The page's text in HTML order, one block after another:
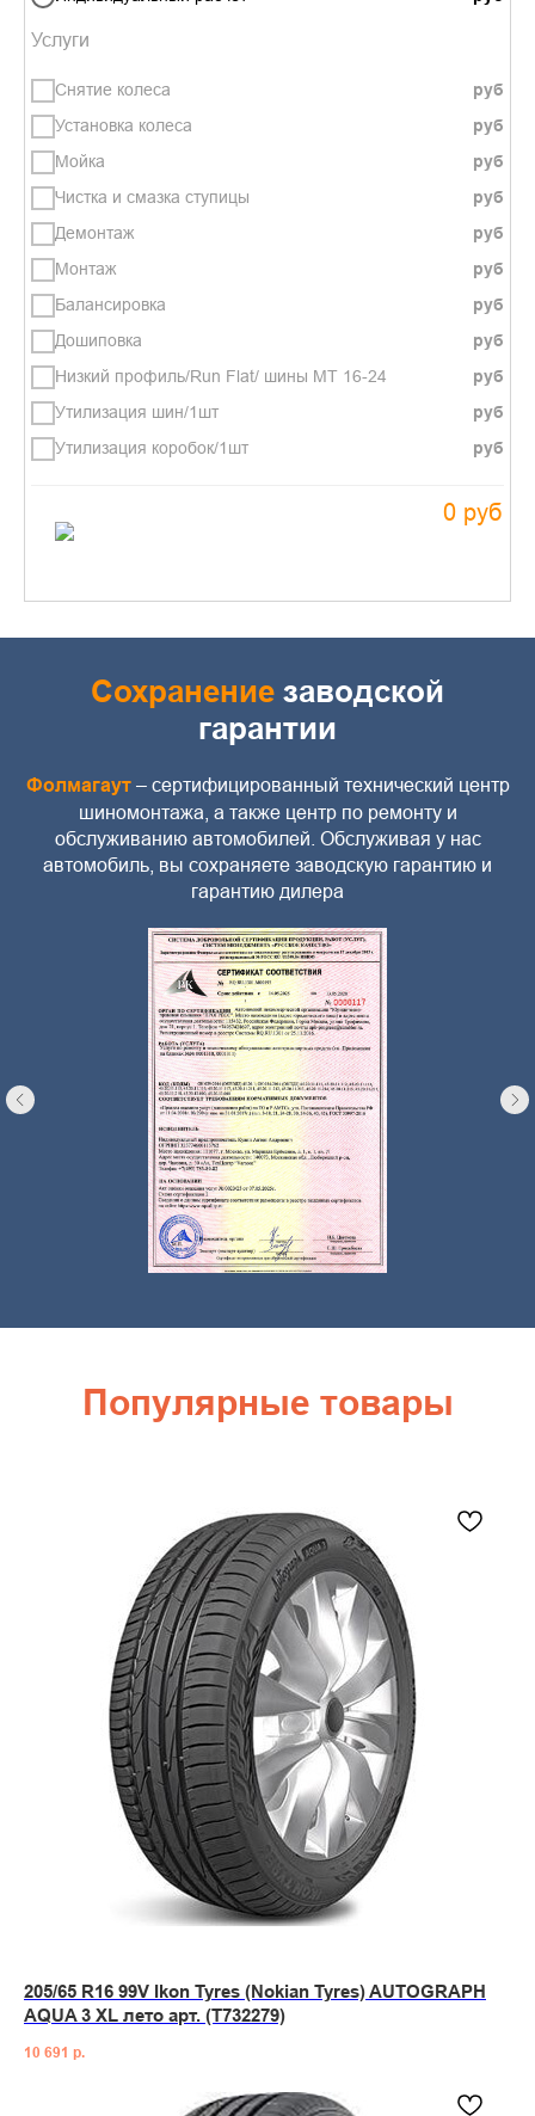
Услуги
Снятие колеса
Установка колеса
Мойка
Чистка и смазка ступицы
Демонтаж
Монтаж
Балансировка
Дошиповка
Низкий профиль/Run Flat/ шины МТ 16-24
Утилизация шин/1шт
Утилизация коробок/1шт
Сохранение заводской
гарантии
Фолмагаут – сертифицированный технический центр
шиномонтажа, а также центр по ремонту и
обслуживанию автомобилей. Обслуживая у нас
автомобиль, вы сохраняете заводскую гарантию и
гарантию дилера
Популярные товары
205/65 R16 99V Ikon Tyres (Nokian Tyres) AUTOGRAPH
AQUA 3 XL лето арт. (T732279)
10 691 р.